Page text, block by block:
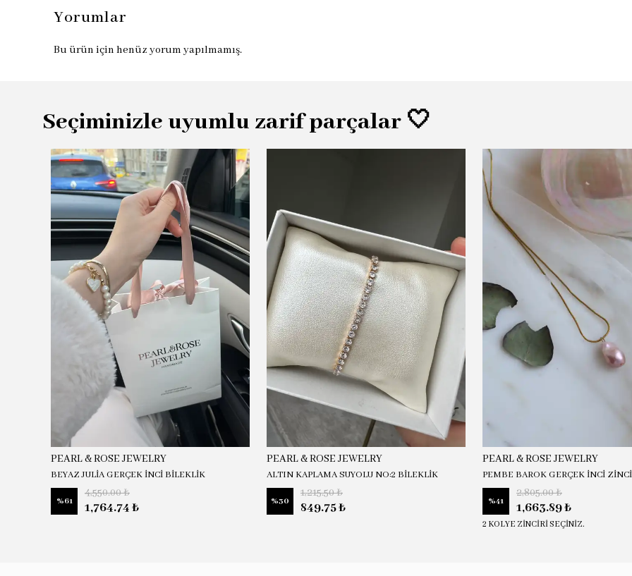
Yorumlar
Bu ürün için henüz yorum yapılmamış.
Seçiminizle uyumlu zarif parçalar 🤍
PEARL & ROSE JEWELRY
BEYAZ JULİA GERÇEK İNCİ BİLEKLİK
%61
4,550.00 ₺
1,764.74 ₺
PEARL & ROSE JEWELRY
ALTIN KAPLAMA SUYOLU NO:2 BİLEKLİK
%30
1,215.50 ₺
849.75 ₺
PEARL & ROSE JEWELRY
PEMBE BAROK GERÇEK İNCİ
%41
2,805.00 ₺
1,663.89 ₺
2 KOLYE ZİNCİRİ SEÇİNİZ.